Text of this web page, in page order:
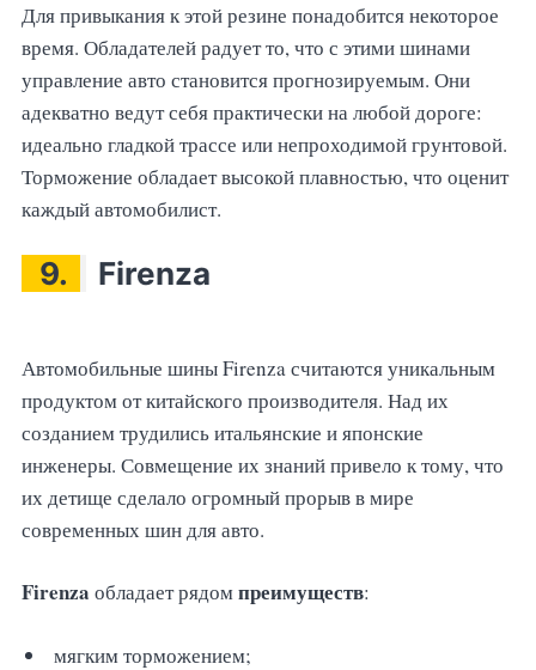
Для привыкания к этой резине понадобится некоторое
время. Обладателей радует то, что с этими шинами
управление авто становится прогнозируемым. Они
адекватно ведут себя практически на любой дороге:
идеально гладкой трассе или непроходимой грунтовой.
Торможение обладает высокой плавностью, что оценит
каждый автомобилист.
9. Firenza
Автомобильные шины Firenza считаются уникальным
продуктом от китайского производителя. Над их
созданием трудились итальянские и японские
инженеры. Совмещение их знаний привело к тому, что
их детище сделало огромный прорыв в мире
современных шин для авто.
Firenza обладает рядомпреимуществ:
мягким торможением;